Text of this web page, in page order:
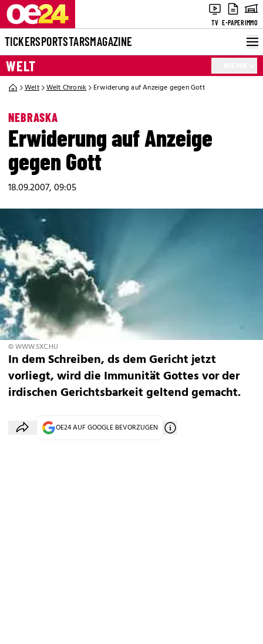
TV E-PAPERIMMO
TICKERSPORTSTARSMAGAZINE
WELT
Welt Welt Chronik Erwiderung auf Anzeige gegen Gott
NEBRASKA
Erwiderung auf Anzeige
gegen Gott
18.09.2007, 09:05
© WWW.SXC.HU
In dem Schreiben, ds dem Gericht jetzt
vorliegt, wird die Immunität Gottes vor der
irdischen Gerichtsbarkeit geltend gemacht.
OE24 AUF GOOGLE BEVORZUGEN